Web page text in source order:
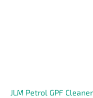
JLM Petrol GPF